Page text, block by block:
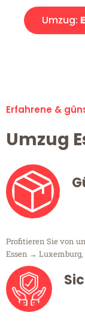
Umzug:
Erfahrene &
Umzug
Profitieren Sie von
Essen →